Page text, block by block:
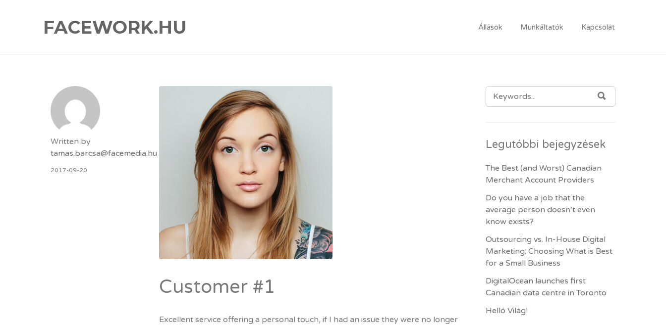
FACEWORK.HU Állások Munkáltatók Kapcsolat
Written by
tamas.barcsa@facemedia.hu
2017-09-20
Customer #1
Excellent service offering a personal touch, if I had an issue they were no longer
SEARCH FOR:
Legutóbbi bejegyzések
The Best (and Worst) Canadian
Merchant Account Providers
Do you have a job that the
average person doesn’t even
know exists?
Outsourcing vs. In-House Digital
Marketing: Choosing What is Best
for a Small Business
DigitalOcean launches first
Canadian data centre in Toronto
Helló Világ!